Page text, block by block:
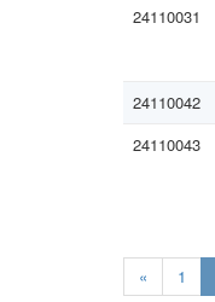
24110031
24110042
24110043
« 1